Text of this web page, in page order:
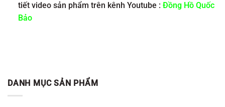
tiết video sản phẩm trên kênh Youtube : Đồng Hồ Quốc
Bảo
DANH MỤC SẢN PHẨM